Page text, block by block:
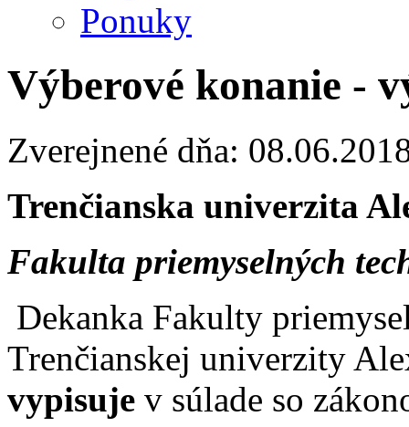
Ponuky
Výberové konanie -
Zverejnené dňa:
Trenčianska univerzita
Fakulta priemyselných
Dekanka Fakulty
Trenčianskej univerzity
vypisuje v súlade so